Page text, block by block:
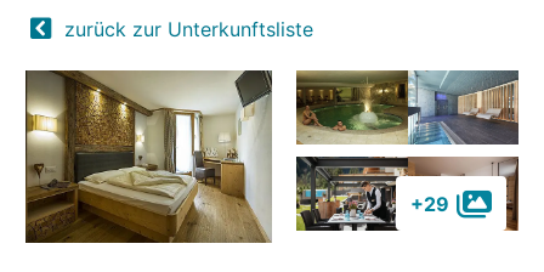
zurück zur Unterkunftsliste
+29